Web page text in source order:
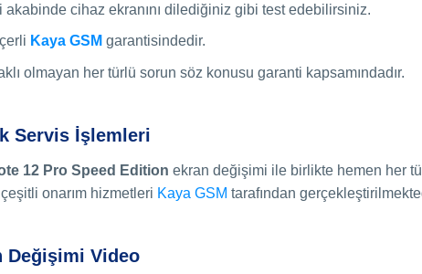
akabinde cihaz ekranını dilediğiniz gibi test edebilirsiniz.
Kaya GSM garantisindedir.
olmayan her türlü sorun söz konusu garanti kapsamındadır.
Servis İşlemleri
12 Pro Speed Edition ekran değişimi ile birlikte hemen her
onarım hizmetleri Kaya GSM tarafından
Değişimi Video